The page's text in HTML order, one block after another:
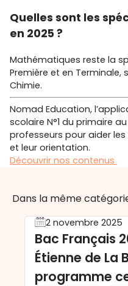
Quelles sont les
en 2025 ?
Mathématiques reste la
Première et en Terminale,
Chimie.
Nomad Education,
scolaire N°1 du primaire
professeurs pour aider
et leur orientation.
Découvrir nos contenus
Dans la même
2 novembre 2025
Bac Français
Étienne de La
programme